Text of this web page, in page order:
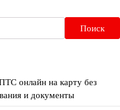
Поиск
онлайн на карту без
и документы